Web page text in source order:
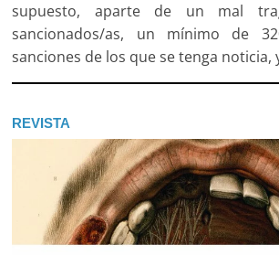
supuesto, aparte de un mal
sancionados/as, un mínimo de
sanciones de los que se tenga noticia,
REVISTA